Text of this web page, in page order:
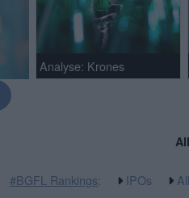
Analyse: Krones
#BGFL Rankings: IPOs